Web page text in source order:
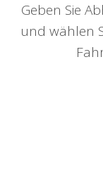
Geben Sie
und wählen